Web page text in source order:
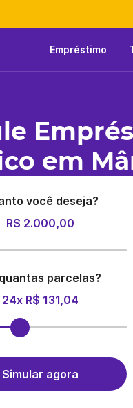
Empréstimo
em
você deseja?
R$ 2.000,00
parcelas?
24x R$ 131,04
Simular agora